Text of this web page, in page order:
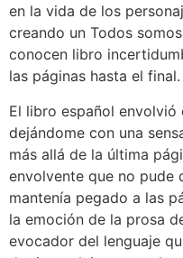
en la vida de los
creando un Todos
conocen libro
las páginas hasta el final.
El libro español envolvió
dejándome con una
más allá de la última
envolvente que no pude
mantenía pegado a las
la emoción de la prosa
evocador del lenguaje